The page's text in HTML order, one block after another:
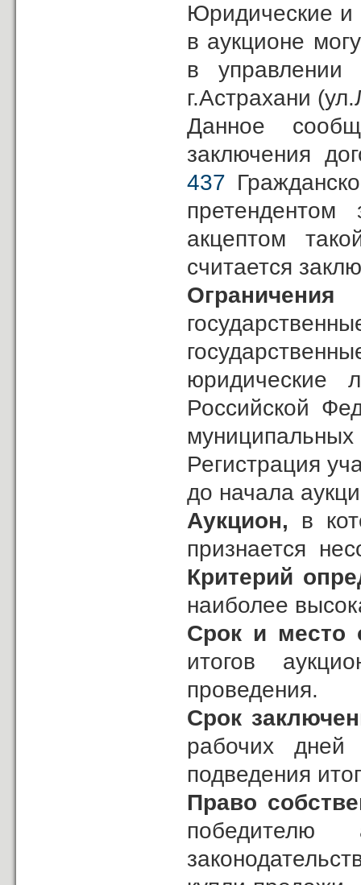
Юридические и
в аукционе
в управлении
г.Астрахани
Данное
заключения
437
акцептом
считается
юридические
Российской
Регистрация
до начала
Аукцион, в
признается
Критерий
наиболее
Срок и место
итогов
проведения.
Срок
рабочих
подведения
Право
победителю